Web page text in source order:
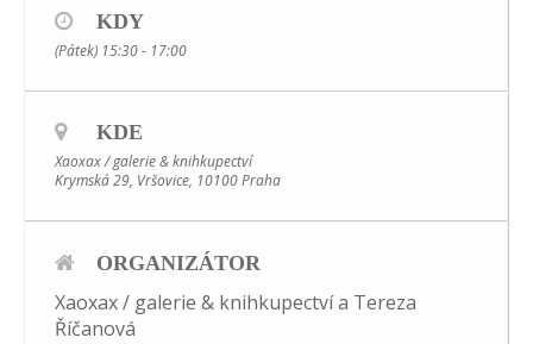
KDY
(Pátek) 15:30 - 17:00
KDE
Xaoxax / galerie & knihkupectví
Krymská 29, Vršovice, 10100 Praha
ORGANIZÁTOR
Xaoxax / galerie & knihkupectví a Tereza
Říčanová